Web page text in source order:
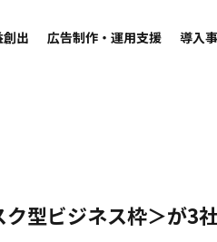
創出 広告制作・運用支援 導入
型ビジネス枠＞が3